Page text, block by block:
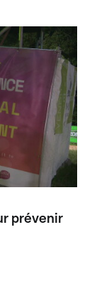
prévenir